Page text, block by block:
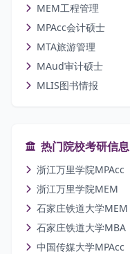
MEM工程管理
MPAcc会计硕士
MTA旅游管理
MAud审计硕士
MLIS图书情报
热门院校考研信息
浙江万里学院MPAcc
浙江万里学院MEM
石家庄铁道大学MEM
石家庄铁道大学MBA
中国传媒大学MPAcc